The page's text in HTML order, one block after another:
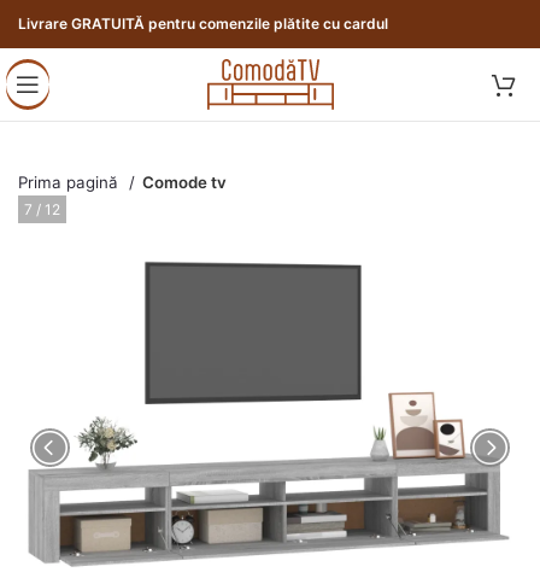
Livrare GRATUITĂ pentru comenzile plătite cu cardul
Prima pagină Comode tv
8 / 12